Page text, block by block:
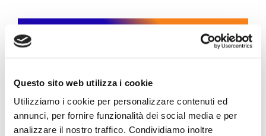
Questo sito web utilizza i cookie
Utilizziamo i cookie per personalizzare contenuti ed
annunci, per fornire funzionalità dei social media e per
analizzare il nostro traffico. Condividiamo inoltre
LE PILLOLE di... Indaco- WEBINAR
I vantaggi di un
Onboarding efficace